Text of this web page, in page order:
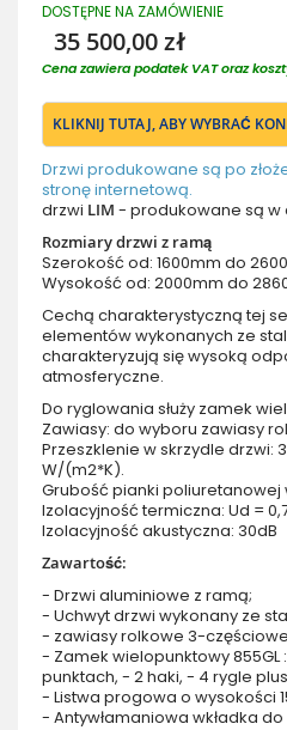
DOSTĘPNE NA ZAMÓWIENIE
35 500,00 zł
Cena zawiera podatek VAT oraz
KLIKNIJ TUTAJ, ABY WYBRAĆ
Drzwi produkowane są po
stronę internetową.
drzwi LIM - produkowane są w
Rozmiary drzwi z ramą
Szerokość od: 1600mm do
Wysokość od: 2000mm do
Cechą charakterystyczną tej
elementów wykonanych ze
charakteryzują się wysoką
atmosferyczne.
Do ryglowania służy zamek
Zawiasy: do wyboru zawiasy
Przeszklenie w skrzydle drzwi:
W/(m2*K).
Grubość pianki poliuretanowej
Izolacyjność termiczna: Ud =
Izolacyjność akustyczna: 30dB
Zawartość:
- Drzwi aluminiowe z ramą;
- Uchwyt drzwi wykonany ze
- zawiasy rolkowe 3-
- Zamek wielopunktowy 855GL
punktach, - 2 haki, - 4 rygle
- Listwa progowa o wysokości
- Antywłamaniowa wkładka